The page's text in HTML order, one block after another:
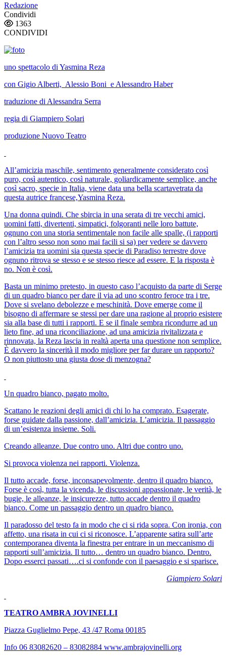
Redazione
Condividi
1363
CONDIVIDI
uno spettacolo di Yasmina Reza
con Gigio Alberti, Alessio Boni e Alessandro Haber
traduzione di Alessandra Serra
regia di Giampiero Solari
produzione Nuovo Teatro
All’amicizia maschile, sentimento generalmente considerato così
puro, così autentico, così naturale, goliardicamente semplice, anche
così sacro, specie in Italia, viene data una bella scartavetrata da
questa autrice francese,Yasmina Reza.
Una donna quindi. Che sbircia in una serata di tre vecchi amici,
uomini fatti, divertenti, simpatici, folgoranti nelle loro battute,
ognuno con una storia sentimentale non facile alle spalle, (i rapporti
con l’altro sesso non sono mai facili si sa) per vedere se davvero
l’amicizia tra uomini sia questa specie di Paradiso terrestre dove
ognuno ritrova se stesso e se stesso riesce ad essere. E la risposta è
no. Non è così.
Basta un minimo pretesto, in questo caso l’acquisto da parte di Serge
di un quadro bianco per dare il via ad uno scontro feroce tra i tre.
Dove si svelano debolezze e meschinità. Dove emerge come il
bisogno di affermare se stessi per dare una ragione al proprio esistere
sia alla base di tutti i rapporti. E se il finale sembra ricondurre ad un
lieto fine, ad una riconciliazione, ad una amicizia rivitalizzata e
rinnovata, la Reza lascia in realtà aperta una questione non semplice.
È davvero la sincerità il modo migliore per far durare un rapporto?
O non piuttosto una giusta dose di menzogna?
Un quadro bianco, pagato molto.
Scattano le reazioni degli amici di chi lo ha comprato. Esagerate,
forse guidate dalla passione, dall’amicizia. L’amicizia. Il passaggio
di un’esistenza insieme. Soli.
Creando alleanze. Due contro uno. Altri due contro uno.
Si provoca violenza nei rapporti. Violenza.
Il tutto accade, forse, inconsapevolmente, dentro il quadro bianco.
Forse è così, tutta la vicenda, le discussioni appassionate, le verità, le
bugie, le alleanze, le insicurezze, tutto accade dentro il quadro
bianco. Come un passaggio dentro un quadro bianco.
Il paradosso del testo fa in modo che ci si rida sopra. Con ironia, con
affetto, una risata in cui ci si riconosce. L’apparente satira sull’arte
contemporanea diventa la finestra per entrare in un meccanismo di
rapporti sull’amicizia. Il tutto… dentro un quadro bianco. Dentro.
Dopo esserci passati….ci si confonde con il paesaggio e si sparisce.
Giampiero Solari
TEATRO AMBRA JOVINELLI
Piazza Guglielmo Pepe, 43 /47 Roma 00185
Info 06 83082620 – 83082884 www.ambrajovinelli.org